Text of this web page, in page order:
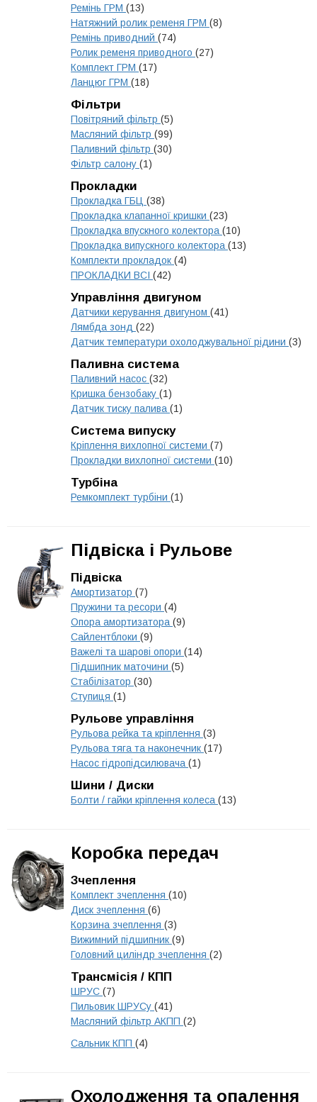
Ремінь ГРМ (13)
Натяжний ролик ременя ГРМ (8)
Ремінь приводний (74)
Ролик ременя приводного (27)
Комплект ГРМ (17)
Ланцюг ГРМ (18)
Фільтри
Повітряний фільтр (5)
Масляний фільтр (99)
Паливний фільтр (30)
Фільтр салону (1)
Прокладки
Прокладка ГБЦ (38)
Прокладка клапанної кришки (23)
Прокладка впускного колектора (10)
Прокладка випускного колектора (13)
Комплекти прокладок (4)
ПРОКЛАДКИ ВСІ (42)
Управління двигуном
Датчики керування двигуном (41)
Лямбда зонд (22)
Датчик температури охолоджувальної рідини (3)
Паливна система
Паливний насос (32)
Кришка бензобаку (1)
Датчик тиску палива (1)
Система випуску
Кріплення вихлопної системи (7)
Прокладки вихлопної системи (10)
Турбіна
Ремкомплект турбіни (1)
Підвіска і Рульове
Підвіска
Амортизатор (7)
Пружини та ресори (4)
Опора амортизатора (9)
Сайлентблоки (9)
Важелі та шарові опори (14)
Підшипник маточини (5)
Стабілізатор (30)
Ступиця (1)
Рульове управління
Рульова рейка та кріплення (3)
Рульова тяга та наконечник (17)
Насос гідропідсилювача (1)
Шини / Диски
Болти / гайки кріплення колеса (13)
Коробка передач
Зчеплення
Комплект зчеплення (10)
Диск зчеплення (6)
Корзина зчеплення (3)
Вижимний підшипник (9)
Головний циліндр зчеплення (2)
Трансмісія / КПП
ШРУС (7)
Пильовик ШРУСу (41)
Масляний фільтр АКПП (2)
Сальник КПП (4)
Охолодження та опалення